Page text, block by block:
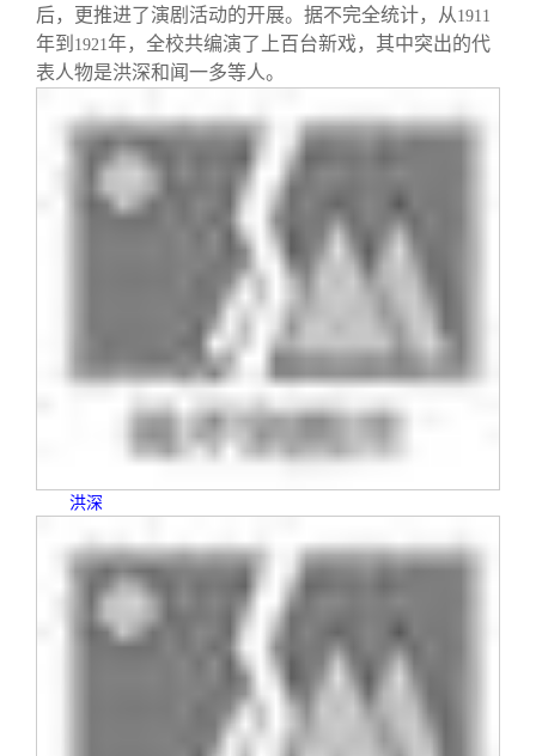
后，更推进了演剧活动的开展。据不完全统计，从 1911
年到 1921年，全校共编演了上百台新戏，其中突出的代
表人物是洪深和闻一多等人。
洪深